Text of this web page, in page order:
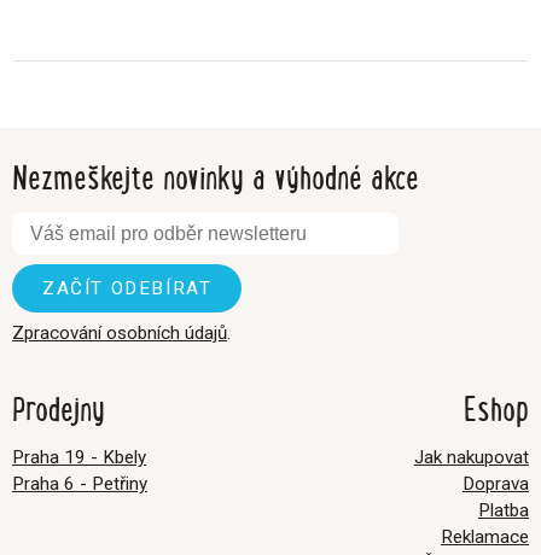
Nezmeškejte novinky a výhodné akce
Zpracování osobních údajů.
Prodejny
Praha 19 - Kbely
Praha 6 - Petřiny
Eshop
Jak nakupovat
Doprava
Platba
Reklamace